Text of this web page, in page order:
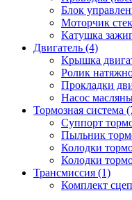
Блок
Моторчик
Катушка
Двигатель (4)
Крышка
Ролик
Прокладки
Насос
Тормозная система
Суппорт
Пыльник
Колодки
Колодки
Трансмиссия (1)
Комплект